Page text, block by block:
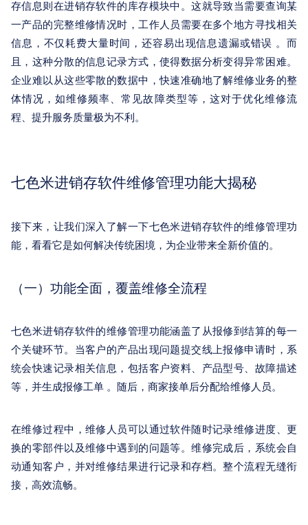
存信息则在进销存软件的库存模块中。这就导致当需要查询某
一产品的完整维修情况时，工作人员需要在多个地方寻找相关
信息，不仅耗费大量时间，还容易出现信息遗漏或错误 。而
且，这种分散的信息记录方式，使得数据分析变得异常困难。
企业难以从这些零散的数据中，快速准确地了解维修业务的整
体情况，如维修频率、常见故障类型等，这对于优化维修流
程、提升服务质量极为不利。
七色米进销存软件维修管理功能大揭秘
接下来，让我们深入了解一下七色米进销存软件的维修管理功
能，看看它是如何解决传统困境，为企业带来全新价值的。
（一）功能全面，覆盖维修全流程
七色米进销存软件的维修管理功能涵盖了从报修到结算的每一
个关键环节。当客户的产品出现问题提交线上报修申请时，系
统会快速记录相关信息，包括客户资料、产品型号、故障描述
等，并生成报修工单 。随后，商家接单后分配给维修人员。
在维修过程中，维修人员可以通过软件随时记录维修进度、更
换的零部件以及维修中遇到的问题等。维修完成后，系统会自
动通知客户，并对维修结果进行记录和存档。整个流程无缝衔
接，高效流畅。